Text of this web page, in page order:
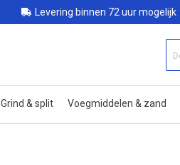
Levering binnen 72 uur mogelijk
Grind & split Voegmiddelen & zand